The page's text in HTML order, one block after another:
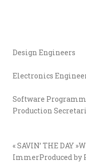
Design Engineers
Electronics
Software
Production
« SAVIN’ THE DAY
ImmerProduced by